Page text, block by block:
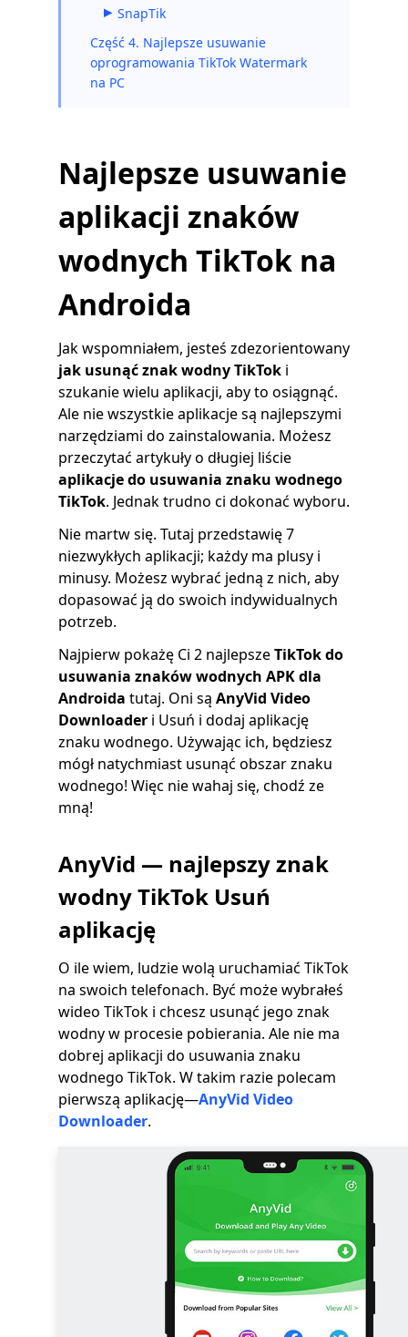
SnapTik
Część 4. Najlepsze usuwanie
oprogramowania TikTok Watermark
na PC
Najlepsze usuwanie
aplikacji znaków
wodnych TikTok na
Androida
Jak wspomniałem, jesteś zdezorientowany
jak usunąć znak wodny TikTok i
szukanie wielu aplikacji, aby to osiągnąć.
Ale nie wszystkie aplikacje są najlepszymi
narzędziami do zainstalowania. Możesz
przeczytać artykuły o długiej liście
aplikacje do usuwania znaku wodnego
TikTok. Jednak trudno ci dokonać wyboru.
Nie martw się. Tutaj przedstawię 7
niezwykłych aplikacji; każdy ma plusy i
minusy. Możesz wybrać jedną z nich, aby
dopasować ją do swoich indywidualnych
potrzeb.
Najpierw pokażę Ci 2 najlepszeTikTok do
usuwania znaków wodnych APK dla
Androida tutaj. Oni są AnyVid Video
Downloader i Usuń i dodaj aplikację
znaku wodnego. Używając ich, będziesz
mógł natychmiast usunąć obszar znaku
wodnego! Więc nie wahaj się, chodź ze
mną!
AnyVid — najlepszy znak
wodny TikTok Usuń
aplikację
O ile wiem, ludzie wolą uruchamiać TikTok
na swoich telefonach. Być może wybrałeś
wideo TikTok i chcesz usunąć jego znak
wodny w procesie pobierania. Ale nie ma
dobrej aplikacji do usuwania znaku
wodnego TikTok. W takim razie polecam
pierwszą aplikację—AnyVid Video
Downloader.